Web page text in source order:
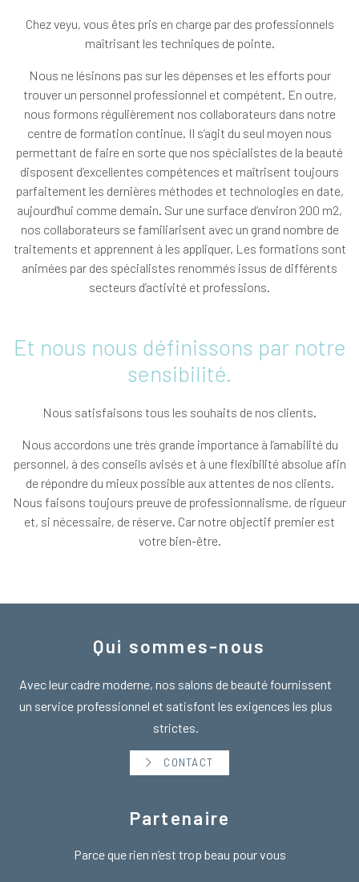
Chez veyu, vous êtes pris en charge par des professionnels
maîtrisant les techniques de pointe.
Nous ne lésinons pas sur les dépenses et les efforts pour
trouver un personnel professionnel et compétent. En outre,
nous formons régulièrement nos collaborateurs dans notre
centre de formation continue. Il s’agit du seul moyen nous
permettant de faire en sorte que nos spécialistes de la beauté
disposent d’excellentes compétences et maîtrisent toujours
parfaitement les dernières méthodes et technologies en date,
aujourd'hui comme demain. Sur une surface d’environ 200 m2,
nos collaborateurs se familiarisent avec un grand nombre de
traitements et apprennent à les appliquer. Les formations sont
animées par des spécialistes renommés issus de différents
secteurs d’activité et professions.
Et nous nous définissons par notre
sensibilité.
Nous satisfaisons tous les souhaits de nos clients.
Nous accordons une très grande importance à l’amabilité du
personnel, à des conseils avisés et à une flexibilité absolue afin
de répondre du mieux possible aux attentes de nos clients.
Nous faisons toujours preuve de professionnalisme, de rigueur
et, si nécessaire, de réserve. Car notre objectif premier est
votre bien-être.
Qui sommes-nous
Avec leur cadre moderne, nos salons de beauté fournissent
un service professionnel et satisfont les exigences les plus
strictes.
CONTACT
Partenaire
Parce que rien n’est trop beau pour vous